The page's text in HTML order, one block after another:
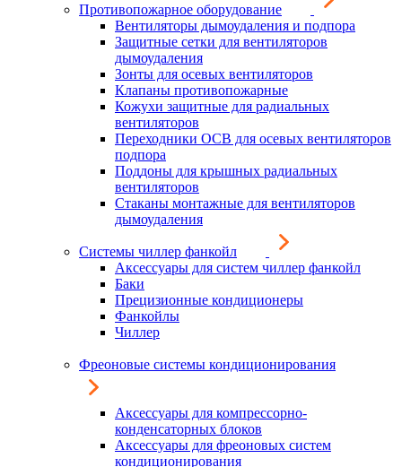
Противопожарное оборудование
Вентиляторы дымоудаления и подпора
Защитные сетки для вентиляторов
дымоудаления
Зонты для осевых вентиляторов
Клапаны противопожарные
Кожухи защитные для радиальных
вентиляторов
Переходники ОСВ для осевых вентиляторов
подпора
Поддоны для крышных радиальных
вентиляторов
Стаканы монтажные для вентиляторов
дымоудаления
Системы чиллер фанкойл
Аксессуары для систем чиллер фанкойл
Баки
Прецизионные кондиционеры
Фанкойлы
Чиллер
Фреоновые системы кондиционирования
Аксессуары для компрессорно-
конденсаторных блоков
Аксессуары для фреоновых систем
кондиционирования